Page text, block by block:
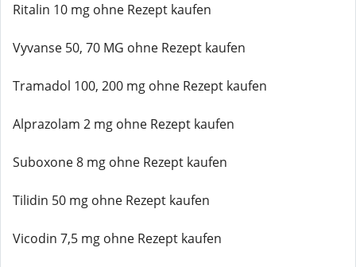
Ritalin 10 mg ohne Rezept kaufen
Vyvanse 50, 70 MG ohne Rezept kaufen
Tramadol 100, 200 mg ohne Rezept kaufen
Alprazolam 2 mg ohne Rezept kaufen
Suboxone 8 mg ohne Rezept kaufen
Tilidin 50 mg ohne Rezept kaufen
Vicodin 7,5 mg ohne Rezept kaufen